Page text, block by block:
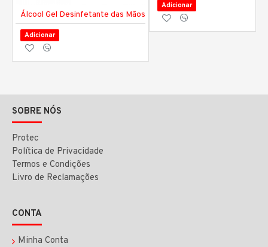
Álcool Gel Desinfetante das Mãos
Adicionar
Adicionar
SOBRE NÓS
Protec
Política de Privacidade
Termos e Condições
Livro de Reclamações
CONTA
Minha Conta